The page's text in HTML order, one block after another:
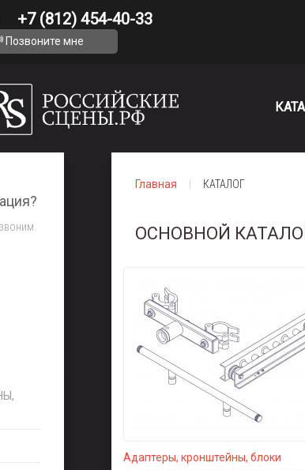
+7 (812) 454-40-33
Позвоните мне
Главная КАТАЛОГ
ОСНОВНОЙ
Адаптеры, кронштейны, блоки